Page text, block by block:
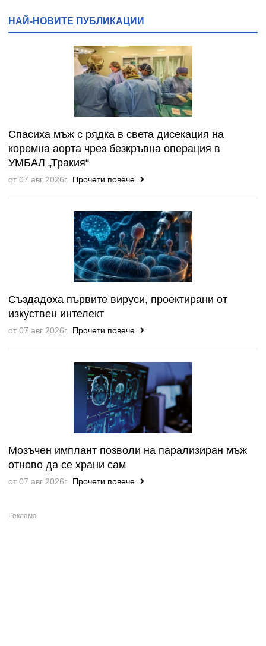
НАЙ-НОВИТЕ ПУБЛИКАЦИИ
Спасиха мъж с рядка в света дисекация на
коремна аорта чрез безкръвна операция в
УМБАЛ „Тракия“
от 07 авг 2026г. Прочети повече
Създадоха първите вируси, проектирани от
изкуствен интелект
от 07 авг 2026г. Прочети повече
Мозъчен имплант позволи на парализиран мъж
отново да се храни сам
от 07 авг 2026г. Прочети повече